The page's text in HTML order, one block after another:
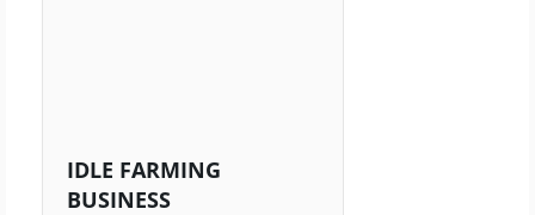
IDLE FARMING
BUSINESS